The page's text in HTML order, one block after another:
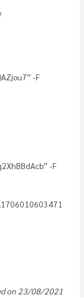
-F
-F
on 23/08/2021